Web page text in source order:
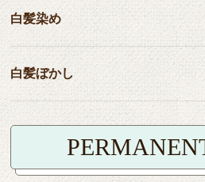
白髪染め
白髪ぼかし